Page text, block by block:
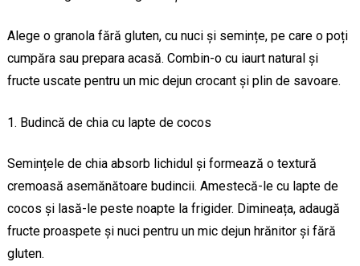
Alege o granola fără gluten, cu nuci și semințe, pe care o poți
cumpăra sau prepara acasă. Combin-o cu iaurt natural și
fructe uscate pentru un mic dejun crocant și plin de savoare.
Budincă de chia cu lapte de cocos
Semințele de chia absorb lichidul și formează o textură
cremoasă asemănătoare budincii. Amestecă-le cu lapte de
cocos și lasă-le peste noapte la frigider. Dimineața, adaugă
fructe proaspete și nuci pentru un mic dejun hrănitor și fără
gluten.